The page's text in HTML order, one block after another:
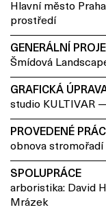
Hlavní město
prostředí
GENERÁLNÍ
Šmídová
GRAFICKÁ
studio KULTIVAR
PROVEDENÉ
obnova
SPOLUPRÁCE
arboristika: David
Mrázek